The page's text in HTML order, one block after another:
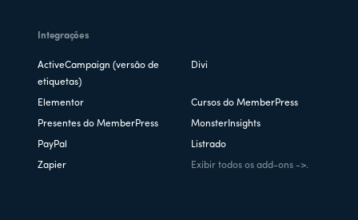
Integrações
ActiveCampaign (versão de
etiquetas)
Divi
Elementor Cursos do MemberPress
Presentes do MemberPress MonsterInsights
PayPal Listrado
Zapier Exibir todos os add-ons ->.